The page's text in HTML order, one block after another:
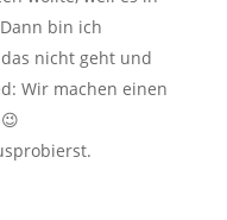
bin ich
nicht geht und
Wir machen einen